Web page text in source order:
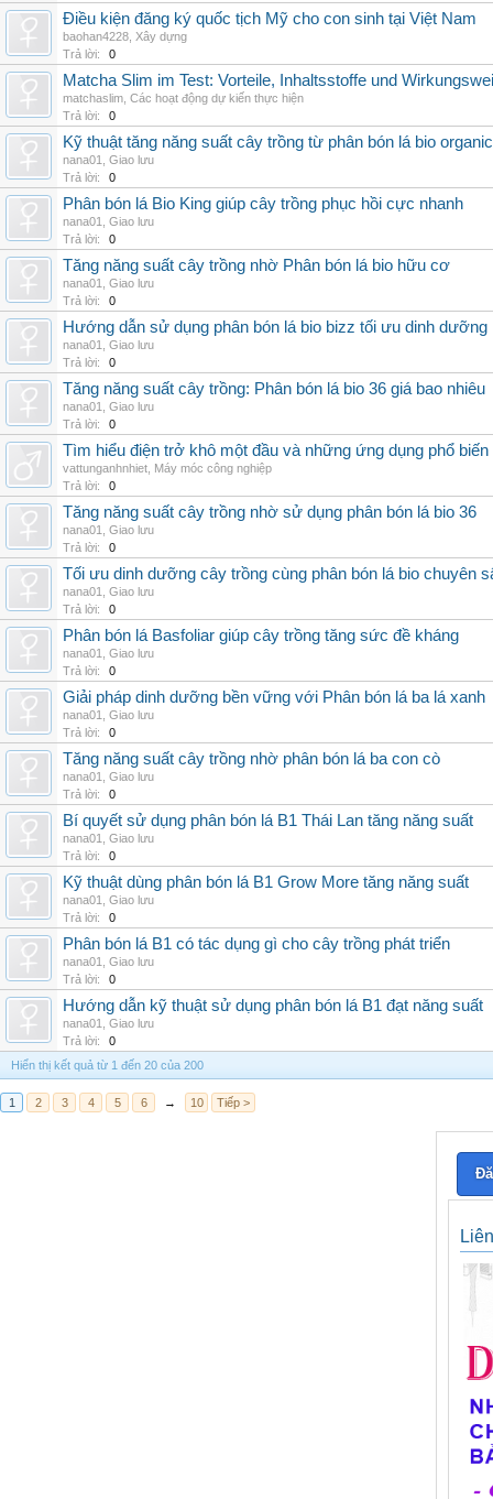
Điều kiện đăng ký quốc tịch Mỹ cho con sinh tại Việt Nam
baohan4228 Xây dựng
Trả lời:
0
Matcha Slim im Test: Vorteile, Inhaltsstoffe und
matchaslim Các hoạt động dự kiến thực hiện
Trả lời:
0
Kỹ thuật tăng năng suất cây trồng từ phân bón lá bio organic
nana01
Giao lưu
Trả lời:
0
Phân bón lá Bio King giúp cây trồng phục hồi cực nhanh
nana01
Giao lưu
Trả lời:
0
Tăng năng suất cây trồng nhờ Phân bón lá bio hữu cơ
nana01
Giao lưu
Trả lời:
0
Hướng dẫn sử dụng phân bón lá bio bizz tối ưu dinh dưỡng
nana01
Giao lưu
Trả lời:
0
Tăng năng suất cây trồng: Phân bón lá bio 36 giá bao nhiêu
nana01
Giao lưu
Trả lời:
0
Tìm hiểu điện trở khô một đầu và những ứng dụng phổ
vattunganhnhiet Máy móc công nghiệp
Trả lời:
0
Tăng năng suất cây trồng nhờ sử dụng phân bón lá bio 36
nana01
Giao lưu
Trả lời:
0
Tối ưu dinh dưỡng cây trồng cùng phân bón lá bio chuyên
nana01
Giao lưu
Trả lời:
0
Phân bón lá Basfoliar giúp cây trồng tăng sức đề kháng
nana01
Giao lưu
Trả lời:
0
Giải pháp dinh dưỡng bền vững với Phân bón lá ba lá xanh
nana01
Giao lưu
Trả lời:
0
Tăng năng suất cây trồng nhờ phân bón lá ba con cò
nana01
Giao lưu
Trả lời:
0
Bí quyết sử dụng phân bón lá B1 Thái Lan tăng năng suất
nana01
Giao lưu
Trả lời:
0
Kỹ thuật dùng phân bón lá B1 Grow More tăng năng suất
nana01
Giao lưu
Trả lời:
0
Phân bón lá B1 có tác dụng gì cho cây trồng phát triển
nana01
Giao lưu
Trả lời:
0
Hướng dẫn kỹ thuật sử dụng phân bón lá B1 đạt năng suất
nana01
Giao lưu
Trả lời:
0
Hiển thị kết quả từ 1 đến 20 của 200
1 2 3 4 5 6 → 10 Tiếp >